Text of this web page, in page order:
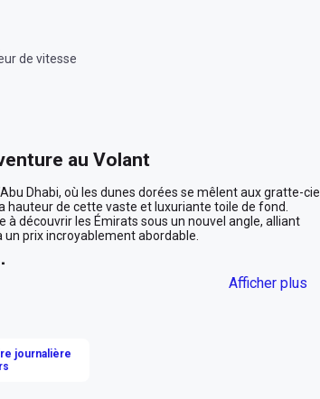
de vitesse
au Volant
Dhabi, où les dunes dorées se mêlent aux gratte-ciel
de cette vaste et luxuriante toile de fond.
à découvrir les Émirats sous un nouvel angle, alliant
prix incroyablement abordable.
exploriez les souks animés de Dubaï. À l'intérieur,
des aventures inoubliables.
Afficher plus
journalière